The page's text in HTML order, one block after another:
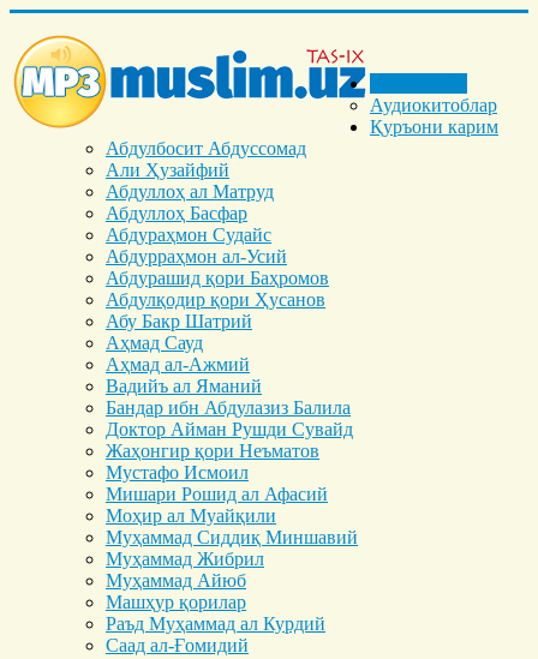
Аудиокитоблар
Қуръони карим
Абдулбосит Абдуссомад
Али Ҳузайфий
Абдуллоҳ ал Матруд
Абдуллоҳ Басфар
Абдураҳмон Судайс
Абдурраҳмон ал-Усий
Абдурашид қори Баҳромов
Абдулқодир қори Ҳусанов
Абу Бакр Шатрий
Аҳмад Сауд
Аҳмад ал-Ажмий
Вадийъ ал Яманий
Бандар ибн Абдулазиз Балила
Доктор Айман Рушди Сувайд
Жаҳонгир қори Неъматов
Мустафо Исмоил
Мишари Рошид ал Афасий
Моҳир ал Муайқили
Муҳаммад Cиддиқ Миншавий
Муҳаммад Жибрил
Муҳаммад Айюб
Машҳур қорилар
Раъд Муҳаммад ал Курдий
Саад ал-Ғомидий